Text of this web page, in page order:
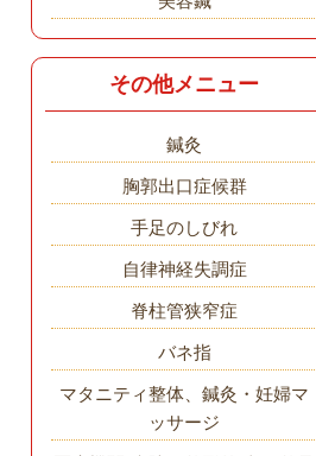
その他メニュー
鍼灸
胸郭出口症候群
手足のしびれ
自律神経失調症
脊柱管狭窄症
バネ指
マタニティ整体、鍼灸・妊婦マ
ッサージ